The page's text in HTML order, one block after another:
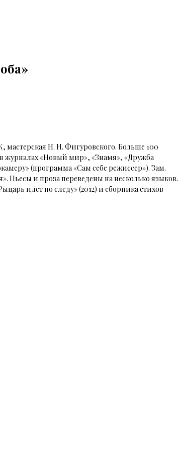
Н. Н. Фигуровского. Больше 100
в журналах «Новый мир», «Знамя», «Дружба
(программа «Сам себе режиссер»). Зам.
Пьесы и проза переведены на несколько языков.
идет по следу» (2012) и сборника стихов